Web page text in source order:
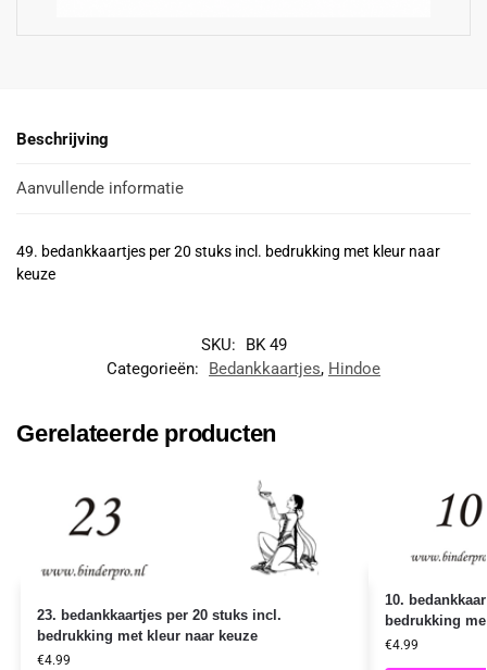
Beschrijving
Aanvullende informatie
49. bedankkaartjes per 20 stuks incl. bedrukking met kleur naar
keuze
SKU:
BK 49
Categorieën:
Bedankkaartjes, Hindoe
Gerelateerde producten
23. bedankkaartjes per 20 stuks incl.
bedrukking met kleur naar keuze
€4.99
10.
bedrukking
€4.99